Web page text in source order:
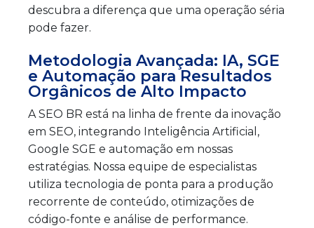
descubra a diferença que uma operação séria
pode fazer.
Metodologia Avançada: IA, SGE
e Automação para Resultados
Orgânicos de Alto Impacto
A SEO BR está na linha de frente da inovação
em SEO, integrando Inteligência Artificial,
Google SGE e automação em nossas
estratégias. Nossa equipe de especialistas
utiliza tecnologia de ponta para a produção
recorrente de conteúdo, otimizações de
código-fonte e análise de performance.